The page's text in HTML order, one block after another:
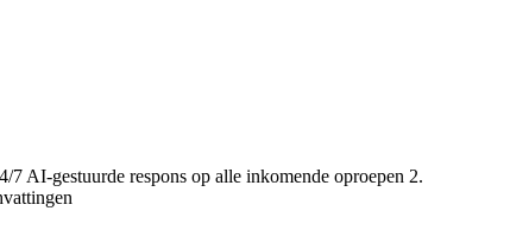
AI-gestuurde respons op alle inkomende oproepen 2.